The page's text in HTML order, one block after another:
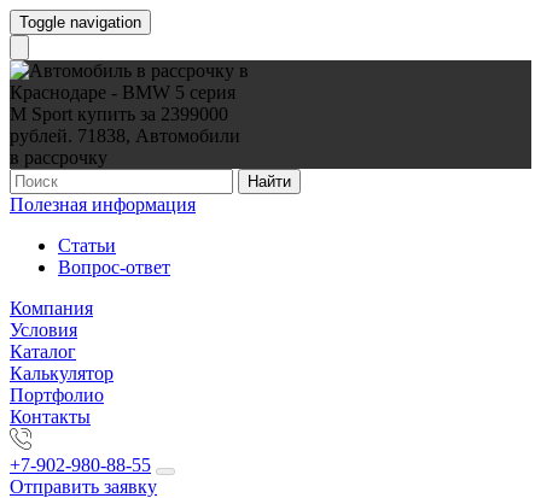
Toggle navigation
Найти
Полезная информация
Статьи
Вопрос-ответ
Компания
Условия
Каталог
Калькулятор
Портфолио
Контакты
+7-902-980-88-55
Отправить заявку